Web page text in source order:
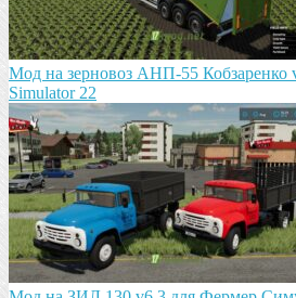
Мод на зeрновоз АНП-55 Кобзарeнко
Simulator 22